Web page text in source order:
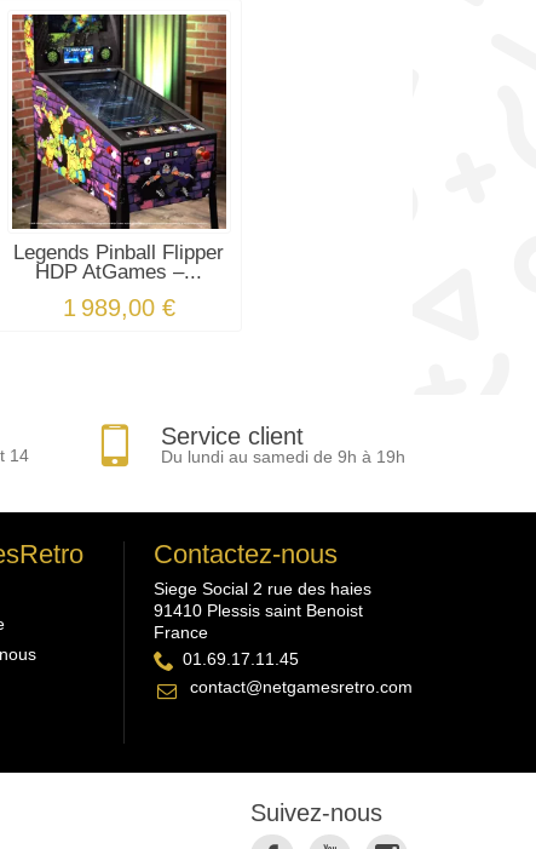
Legends Pinball Flipper
HDP AtGames –...
1 989,00 €
14
Service client
Du lundi au samedi de 9h à 19h
Contactez-nous
Siege Social 2 rue des haies
91410 Plessis saint Benoist
France
01.69.17.11.45
contact@netgamesretro.com
Suivez-nous